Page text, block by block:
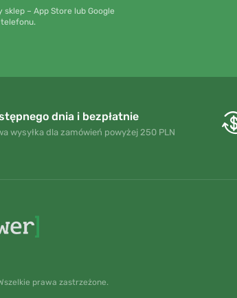
sklep – App Store lub Google
telefonu.
dnia i bezpłatnie
wysyłka dla zamówień powyżej 250 PLN
prawa zastrzeżone.